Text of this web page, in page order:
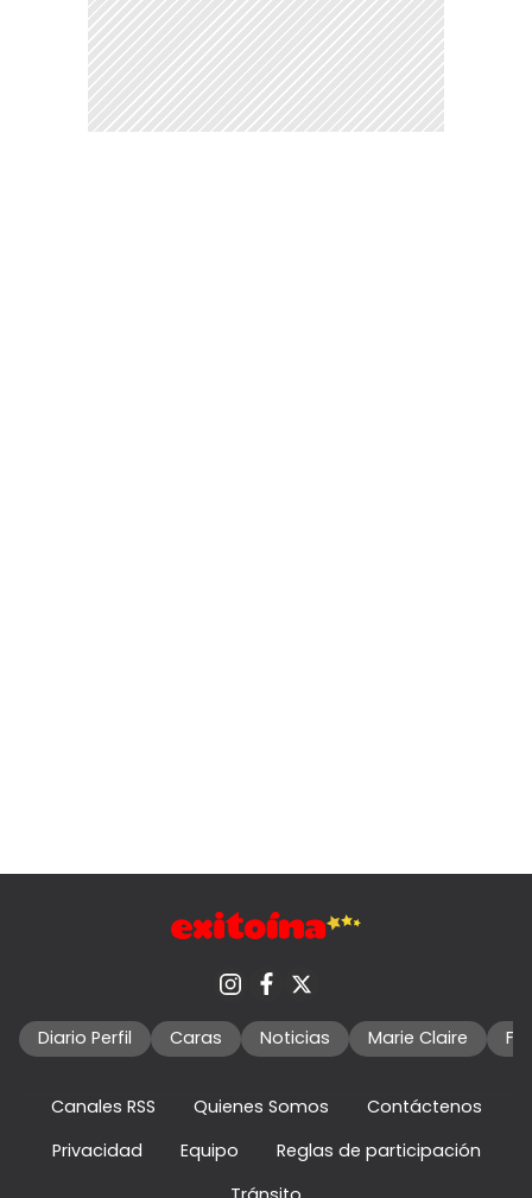
Diario Perfil Caras Noticias Marie Claire
Canales RSS Quienes Somos
Contáctenos
Privacidad
Equipo
Reglas de participación